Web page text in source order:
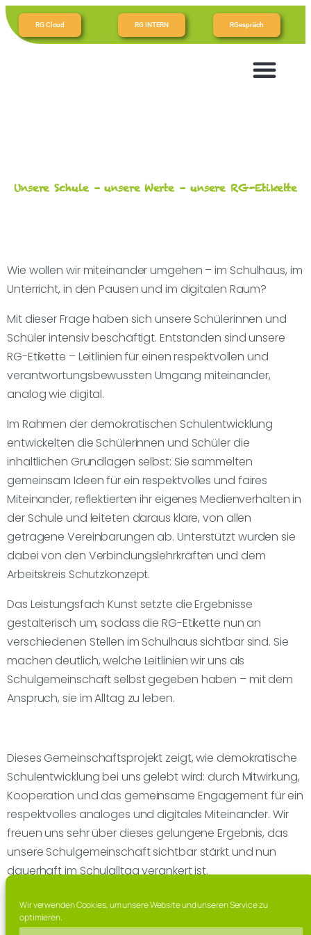
Wir verwenden Cookies, um unsere Website und unseren Service zu
optimieren.
RG Cloud RG INTERN RGespräch
Unsere Schule – unsere Werte – unsere RG-Etikette
Wie wollen wir miteinander umgehen – im Schulhaus, im
Unterricht, in den Pausen und im digitalen Raum?
Mit dieser Frage haben sich unsere Schülerinnen und
Schüler intensiv beschäftigt. Entstanden sind unsere
RG-Etikette – Leitlinien für einen respektvollen und
verantwortungsbewussten Umgang miteinander,
analog wie digital.
Im Rahmen der demokratischen Schulentwicklung
entwickelten die Schülerinnen und Schüler die
inhaltlichen Grundlagen selbst: Sie sammelten
gemeinsam Ideen für ein respektvolles und faires
Miteinander, reflektierten ihr eigenes Medienverhalten in
der Schule und leiteten daraus klare, von allen
getragene Vereinbarungen ab. Unterstützt wurden sie
dabei von den Verbindungslehrkräften und dem
Arbeitskreis Schutzkonzept.
Das Leistungsfach Kunst setzte die Ergebnisse
gestalterisch um, sodass die RG-Etikette nun an
verschiedenen Stellen im Schulhaus sichtbar sind. Sie
machen deutlich, welche Leitlinien wir uns als
Schulgemeinschaft selbst gegeben haben – mit dem
Anspruch, sie im Alltag zu leben.
Dieses Gemeinschaftsprojekt zeigt, wie demokratische
Schulentwicklung bei uns gelebt wird: durch Mitwirkung,
Kooperation und das gemeinsame Engagement für ein
respektvolles analoges und digitales Miteinander. Wir
freuen uns sehr über dieses gelungene Ergebnis, das
unsere Schulgemeinschaft sichtbar stärkt und nun
dauerhaft im Schulalltag verankert ist.